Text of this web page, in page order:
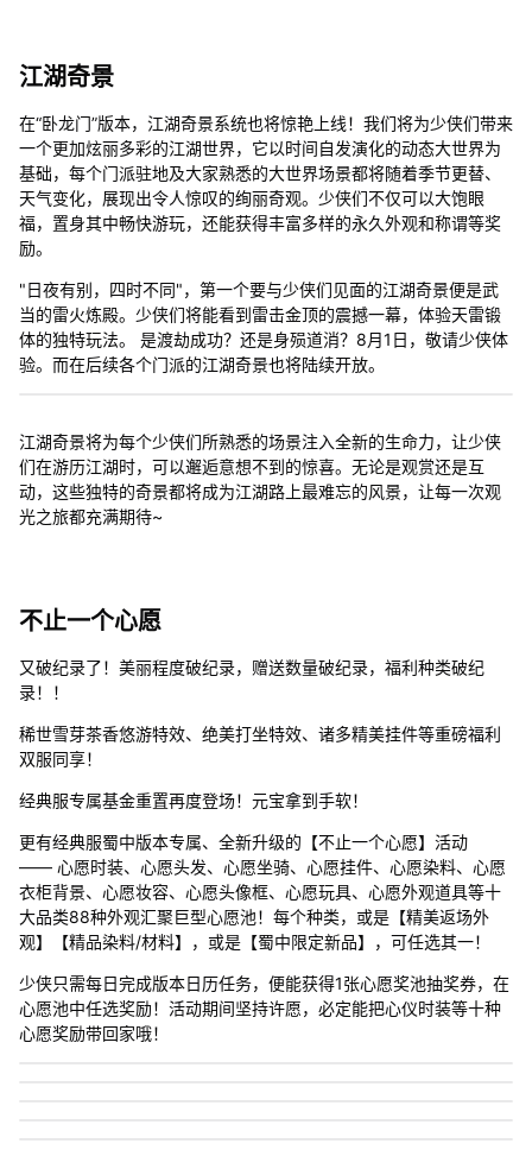
江湖奇景
在“卧龙门”版本，江湖奇景系统也将惊艳上线！我们将为少侠们带来
一个更加炫丽多彩的江湖世界，它以时间自发演化的动态大世界为
基础，每个门派驻地及大家熟悉的大世界场景都将随着季节更替、
天气变化，展现出令人惊叹的绚丽奇观。少侠们不仅可以大饱眼
福，置身其中畅快游玩，还能获得丰富多样的永久外观和称谓等奖
励。
"日夜有别，四时不同"，第一个要与少侠们见面的江湖奇景便是武
当的雷火炼殿。少侠们将能看到雷击金顶的震撼一幕，体验天雷锻
体的独特玩法。 是渡劫成功？还是身殒道消？8月1日，敬请少侠体
验。而在后续各个门派的江湖奇景也将陆续开放。
江湖奇景将为每个少侠们所熟悉的场景注入全新的生命力，让少侠
们在游历江湖时，可以邂逅意想不到的惊喜。无论是观赏还是互
动，这些独特的奇景都将成为江湖路上最难忘的风景，让每一次观
光之旅都充满期待~
不止一个心愿
又破纪录了！美丽程度破纪录，赠送数量破纪录，福利种类破纪
录！！
稀世雪芽茶香悠游特效、绝美打坐特效、诸多精美挂件等重磅福利
双服同享！
经典服专属基金重置再度登场！元宝拿到手软！
更有经典服蜀中版本专属、全新升级的【不止一个心愿】活动
—— 心愿时装、心愿头发、心愿坐骑、心愿挂件、心愿染料、心愿
衣柜背景、心愿妆容、心愿头像框、心愿玩具、心愿外观道具等十
大品类88种外观汇聚巨型心愿池！每个种类，或是【精美返场外
观】【精品染料/材料】，或是【蜀中限定新品】，可任选其一！
少侠只需每日完成版本日历任务，便能获得1张心愿奖池抽奖券，在
心愿池中任选奖励！活动期间坚持许愿，必定能把心仪时装等十种
心愿奖励带回家哦！